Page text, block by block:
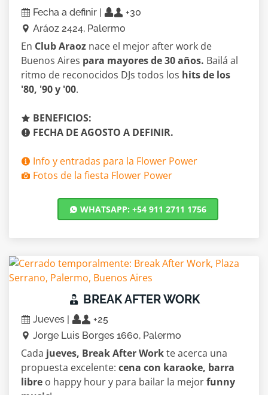
Fecha a definir |
+30
Aráoz 2424, Palermo
En Club Araoz nace el mejor after work de
Buenos Aires para mayores de 30 años. Bailá al
ritmo de reconocidos DJs todos los hits de los
'80, '90 y '00.
BENEFICIOS:
FECHA DE AGOSTO A DEFINIR.
Info y entradas para la Flower Power
Fotos de la fiesta Flower Power
WHATSAPP: +54 911 2711 1756
BREAK AFTER WORK
Jueves |
+25
Jorge Luis Borges 1660, Palermo
Cada jueves, Break After Workte acerca una
propuesta excelente: cena con karaoke, barra
libre o happy hour y para bailar la mejorfunny